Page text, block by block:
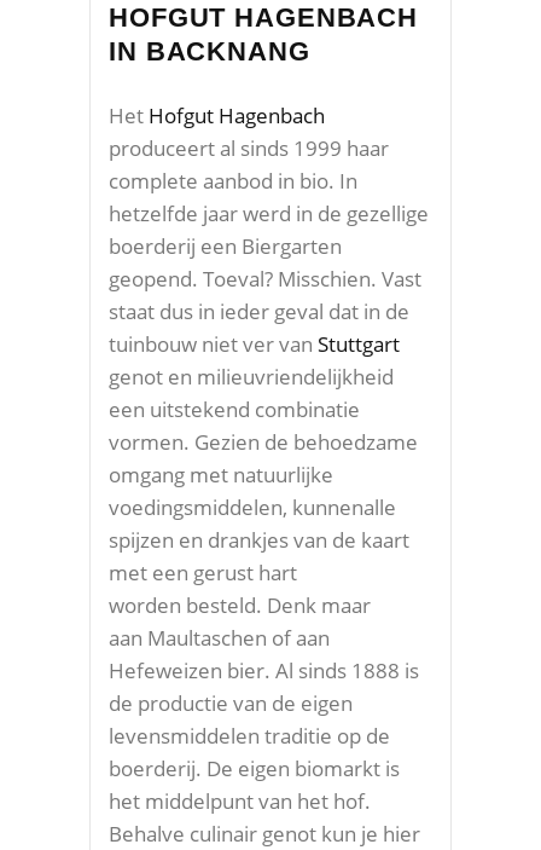
HOFGUT HAGENBACH
IN BACKNANG
Het Hofgut Hagenbach
produceert al sinds 1999 haar
complete aanbod in bio. In
hetzelfde jaar werd in de gezellige
boerderij een Biergarten
geopend. Toeval? Misschien. Vast
staat dus in ieder geval dat in de
tuinbouw niet ver van Stuttgart
genot en milieuvriendelijkheid
een uitstekend combinatie
vormen. Gezien de behoedzame
omgang met natuurlijke
voedingsmiddelen, kunnenalle
spijzen en drankjes van de kaart
met een gerust hart
worden besteld. Denk maar
aan Maultaschen of aan
Hefeweizen bier. Al sinds 1888 is
de productie van de eigen
levensmiddelen traditie op de
boerderij. De eigen biomarkt is
het middelpunt van het hof.
Behalve culinair genot kun je hier